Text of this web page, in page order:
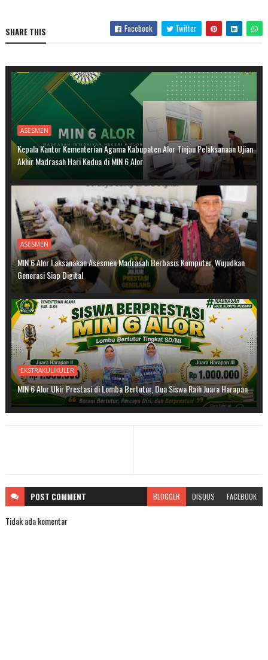
SHARE THIS Facebook Twitter
ASESMEN
Kepala Kantor Kementerian Agama Kabupaten Alor Tinjau Pelaksanaan Ujian
Akhir Madrasah Hari Kedua di MIN 6 Alor
ASESMEN
MIN 6 Alor Laksanakan Asesmen Madrasah Berbasis Komputer, Wujudkan
Generasi Siap Digital
EKSTRAKULIKULER
MIN 6 Alor Ukir Prestasi di Lomba Bertutur, Dua Siswa Raih Juara Harapan
POST COMMENT BLOGGER DISQUS FACEBOOK
Tidak ada komentar